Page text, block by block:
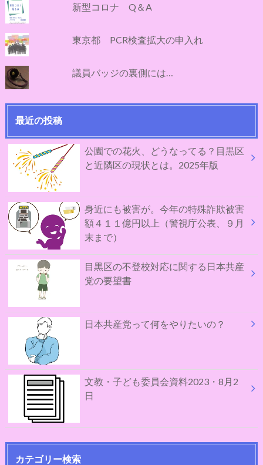
新型コロナ Q＆A
東京都 PCR検査拡大の申入れ
議員バッジの裏側には…
最近の投稿
公園での花火、どうなってる？目黒区
と近隣区の現状とは。2025年版
身近にも被害が。今年の特殊詐欺被害
額４１１億円以上（警視庁公表、９月
末まで）
目黒区の不登校対応に関する日本共産
党の要望書
日本共産党って何をやりたいの？
文教・子ども委員会資料2023・8月2
日
カテゴリー検索